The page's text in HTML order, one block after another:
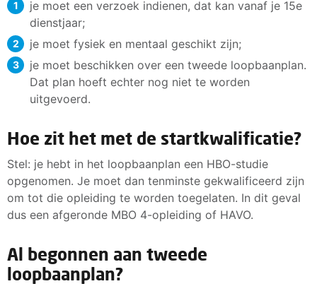
je moet een verzoek indienen, dat kan vanaf je 15e
dienstjaar;
je moet fysiek en mentaal geschikt zijn;
je moet beschikken over een tweede loopbaanplan.
Dat plan hoeft echter nog niet te worden
uitgevoerd.
Hoe zit het met de startkwalificatie?
Stel: je hebt in het loopbaanplan een HBO-studie
opgenomen. Je moet dan tenminste gekwalificeerd zijn
om tot die opleiding te worden toegelaten. In dit geval
dus een afgeronde MBO 4-opleiding of HAVO.
Al begonnen aan tweede
loopbaanplan?